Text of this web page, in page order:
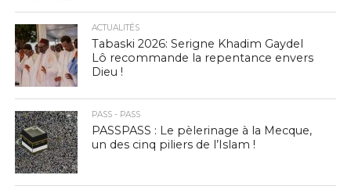
ACTUALITÉS
Tabaski 2026: Serigne Khadim Gaydel
Lô recommande la repentance envers
Dieu !
PASS - PASS
PASSPASS : Le pèlerinage à la Mecque,
un des cinq piliers de l’Islam !